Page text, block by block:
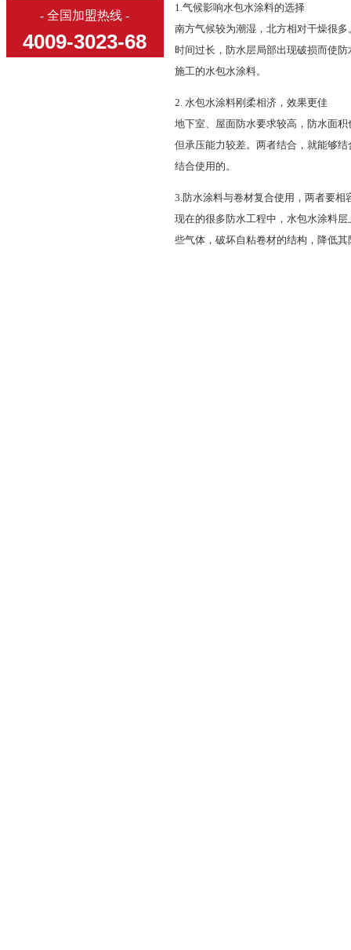
- 全国加盟热线 -
4009-3023-68
1.气候影响水包水涂料的选择
南方气候较为潮湿，北方相对干燥很
时间过长，防水层局部出现破损而使
施工的水包水涂料。
2. 水包水涂料刚柔相济，效果更佳
地下室、屋面防水要求较高，防水面
但承压能力较差。两者结合，就能够
结合使用的。
3.防水涂料与卷材复合使用，两者要相
现在的很多防水工程中，水包水涂料
些气体，破坏自粘卷材的结构，降低